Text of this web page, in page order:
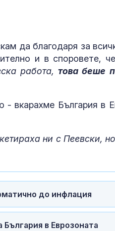
да благодаря за
и в споровете,
работа, това беше
- вкарахме България в
ни с Пеевски,
до инфлация
в Еврозоната